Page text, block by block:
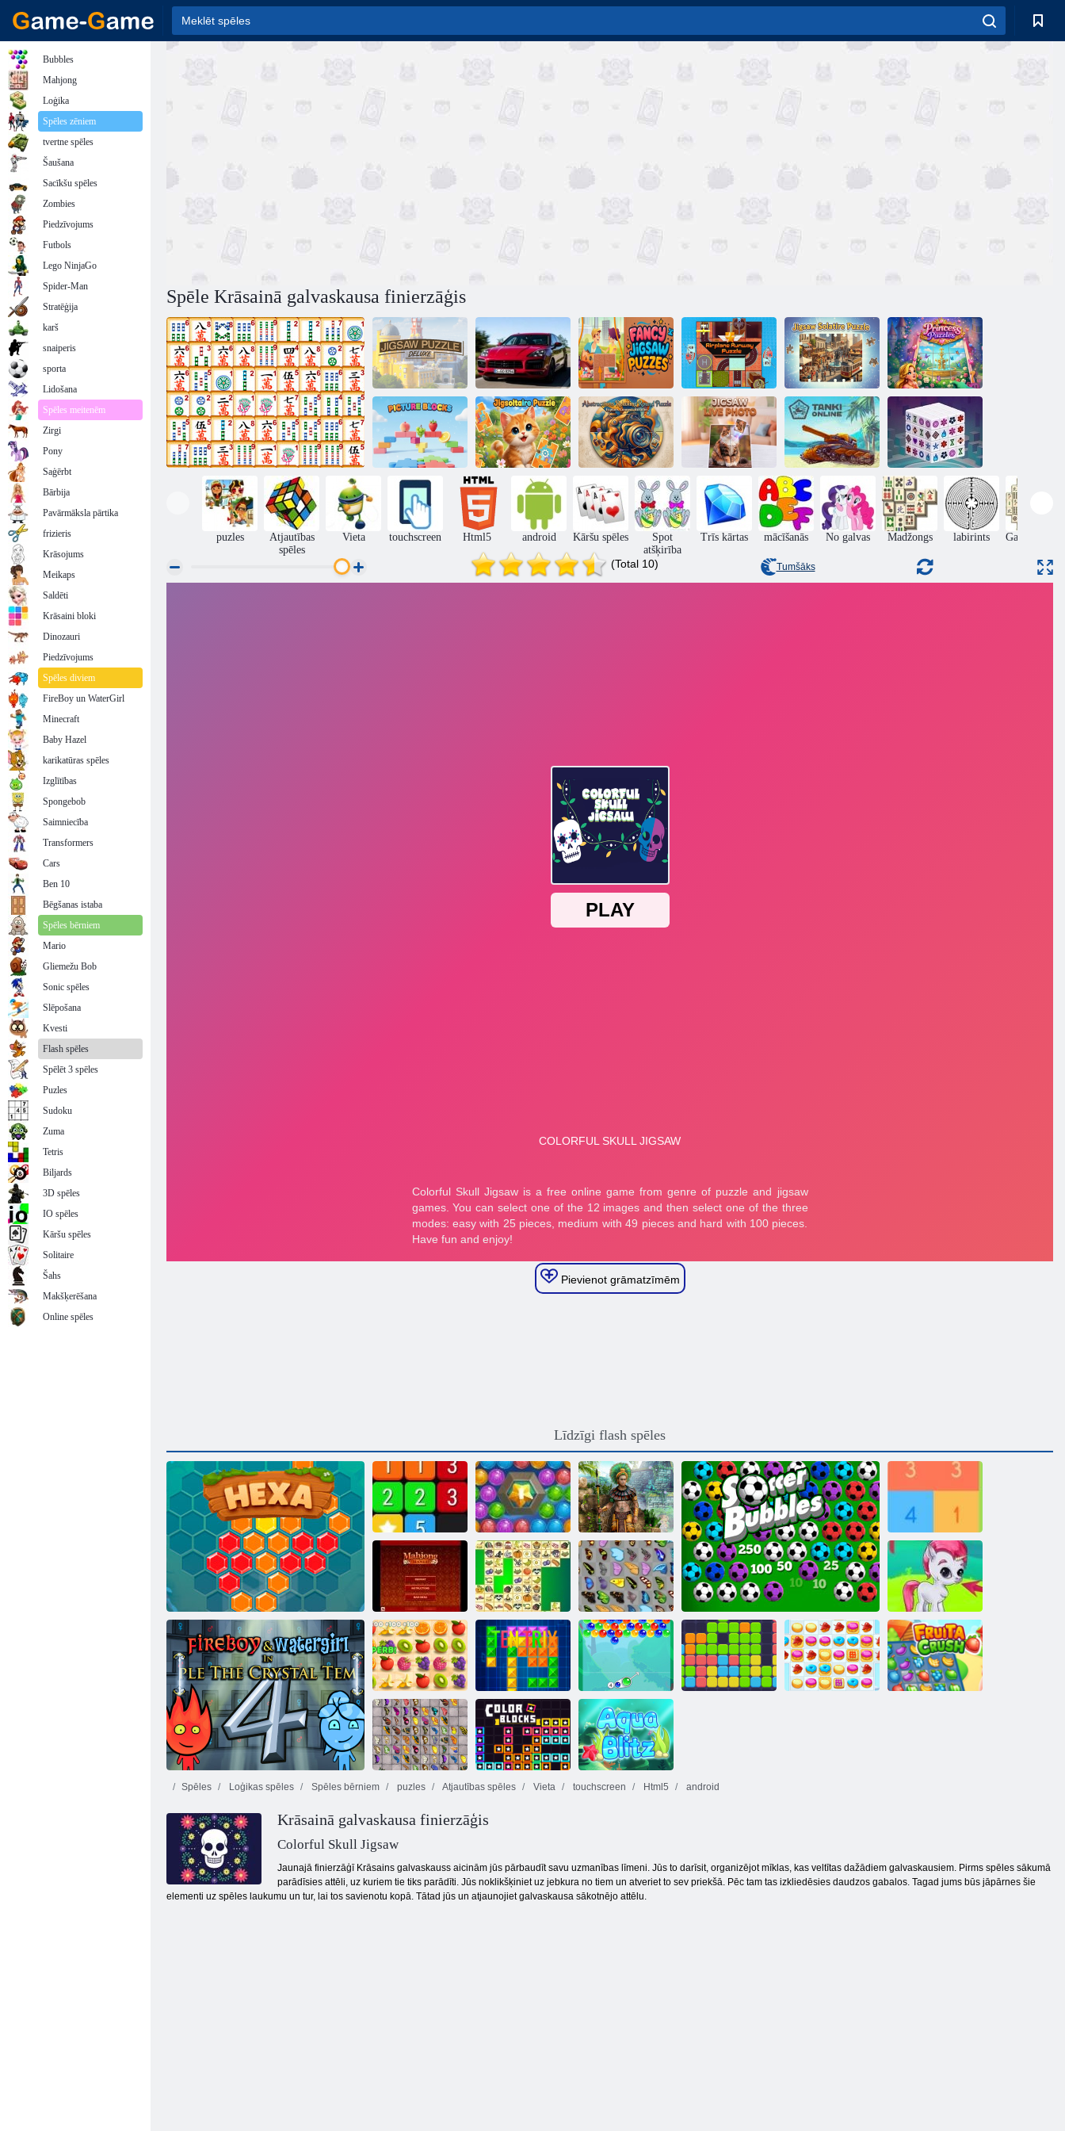
Spēle Krāsainā galvaskausa finierzāģis
Finierzāģis
puzzle deluxe
2020 Porsche
Cayenne GTS
Izdomātas
finierzāģu
mīklas
Lidmašīnas
skrejceļa mīkla
Jigsaw Solitaire
Puzle
Princešu puzles
Attēlu bloki Jigsolitaire Puzle
Abstrakciju
relaksējoša apaļa
Jigsaw Live
Photo
Tanki tiešsaistē
Mahjong
Dimensions
puzles
Atjautības
spēles
Vieta touchscreen Html5 android Kāršu spēles
Spot
atšķirība
Trīs kārtas mācīšanās No galvas Madžongs labirints Galda spēles
(Total 10) Tumšāks
Pievienot grāmatzīmēm
Līdzīgi flash spēles
Heksa
Apvienot
Jūras burbuļu
šāvējs
Montezuma 2
dārgumi
Iegūt 10
Mahjong mānija Kris Mahjong Tauriņš kyodai Burbulis Gemes
Sulīga
domuzīme
Tentriks
Burbulis
Charms
Tauriņš Kyodai
HD
Spēles Loģikas spēles Spēles bērniem puzles Atjautības spēles Vieta touchscreen Html5 android
Krāsainā galvaskausa finierzāģis
Colorful Skull Jigsaw
Jaunajā finierzāģī Krāsains galvaskauss aicinām jūs pārbaudīt savu uzmanības līmeni. Jūs to darīsit, organizējot mīklas, kas veltītas dažādiem galvaskausiem. Pirms spēles sākumā
parādīsies attēli, uz kuriem tie tiks parādīti. Jūs noklikšķiniet uz jebkura no tiem un atveriet to sev priekšā. Pēc tam tas izkliedēsies daudzos gabalos. Tagad jums būs jāpārnes šie
elementi uz spēles laukumu un tur, lai tos savienotu kopā. Tātad jūs un atjaunojiet galvaskausa sākotnējo attēlu.
Bubbles
Mahjong
Loģika
Spēles zēniem
tvertne spēles
Šaušana
Sacīkšu spēles
Zombies
Piedzīvojums
Futbols
Lego NinjaGo
Spider-Man
Stratēģija
karš
snaiperis
sporta
Lidošana
Spēles meitenēm
Zirgi
Pony
Saģērbt
Bārbija
Pavārmāksla pārtika
frizieris
Krāsojums
Meikaps
Saldēti
Krāsaini bloki
Dinozauri
Piedzīvojums
Spēles diviem
FireBoy un WaterGirl
Minecraft
Baby Hazel
karikatūras spēles
Izglītības
Spongebob
Saimniecība
Transformers
Cars
Ben 10
Bēgšanas istaba
Spēles bērniem
Mario
Gliemežu Bob
Sonic spēles
Slēpošana
Kvesti
Flash spēles
Spēlēt 3 spēles
Puzles
Sudoku
Zuma
Tetris
Biljards
3D spēles
IO spēles
Kāršu spēles
Solitaire
Šahs
Makšķerēšana
Online spēles